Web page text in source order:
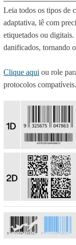
Leia todos os tipos de
adaptativa, lê com
etiquetados ou
danificados, tornando
Clique aqui ou role
protocolos compatíveis.